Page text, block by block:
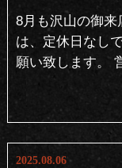
8月も沢山の御来
は、定休日なし
願い致します。
2025.08.06